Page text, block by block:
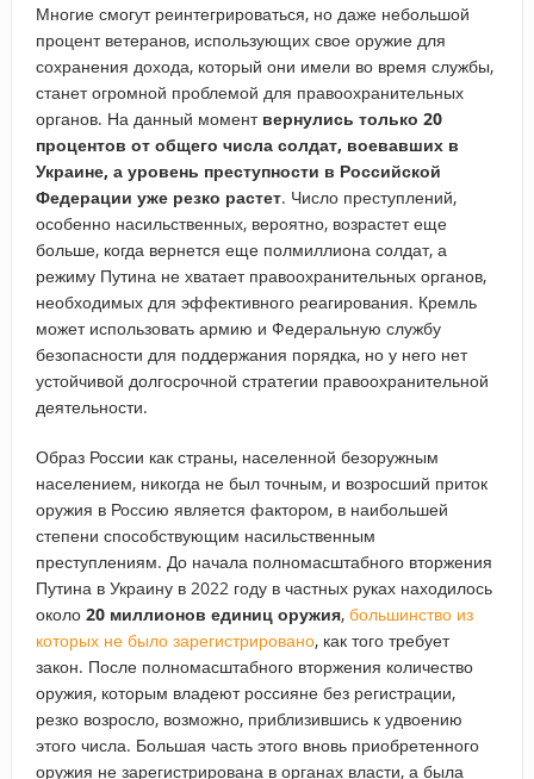
Многие смогут реинтегрироваться, но даже небольшой
процент ветеранов, использующих свое оружие для
сохранения дохода, который они имели во время службы,
станет огромной проблемой для правоохранительных
органов. На данный момент вернулись только 20
процентов от общего числа солдат, воевавших в
Украине, а уровень преступности в Российской
Федерации уже резко растет. Число преступлений,
особенно насильственных, вероятно, возрастет еще
больше, когда вернется еще полмиллиона солдат, а
режиму Путина не хватает правоохранительных органов,
необходимых для эффективного реагирования. Кремль
может использовать армию и Федеральную службу
безопасности для поддержания порядка, но у него нет
устойчивой долгосрочной стратегии правоохранительной
деятельности.
Образ России как страны, населенной безоружным
населением, никогда не был точным, и возросший приток
оружия в Россию является фактором, в наибольшей
степени способствующим насильственным
преступлениям. До начала полномасштабного вторжения
Путина в Украину в 2022 году в частных руках находилось
около 20 миллионов единиц оружия, большинство из
которых не было зарегистрировано, как того требует
закон. После полномасштабного вторжения количество
оружия, которым владеют россияне без регистрации,
резко возросло, возможно, приблизившись к удвоению
этого числа. Большая часть этого вновь приобретенного
оружия не зарегистрирована в органах власти, а была